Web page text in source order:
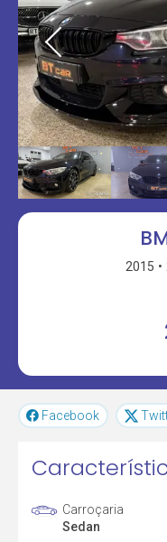
2015
Facebook
Carroçaria
Sedan